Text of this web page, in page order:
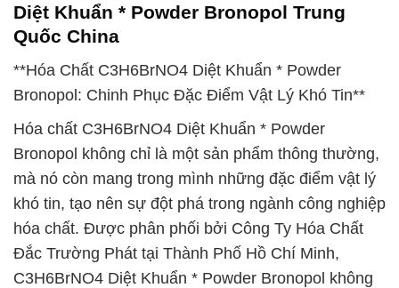
Diệt Khuẩn * Powder Bronopol Trung
Quốc China
**Hóa Chất C3H6BrNO4 Diệt Khuẩn * Powder
Bronopol: Chinh Phục Đặc Điểm Vật Lý Khó Tin**
Hóa chất C3H6BrNO4 Diệt Khuẩn * Powder
Bronopol không chỉ là một sản phẩm thông thường,
mà nó còn mang trong mình những đặc điểm vật lý
khó tin, tạo nên sự đột phá trong ngành công nghiệp
hóa chất. Được phân phối bởi Công Ty Hóa Chất
Đắc Trường Phát tại Thành Phố Hồ Chí Minh,
C3H6BrNO4 Diệt Khuẩn * Powder Bronopol không